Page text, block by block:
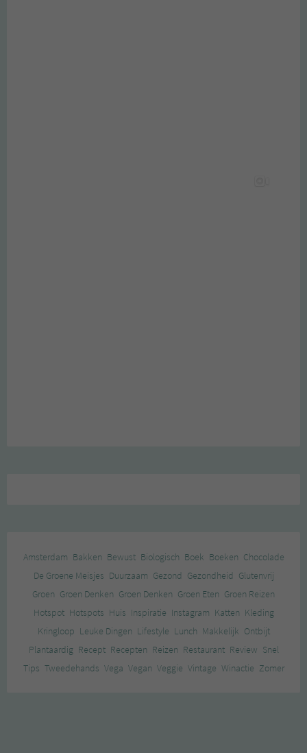
Amsterdam Bakken Bewust Biologisch Boek Boeken Chocolade
De Groene Meisjes Duurzaam Gezond Gezondheid Glutenvrij
Groen Groen Denken Groen Denken Groen Eten Groen Reizen
Hotspot Hotspots Huis Inspiratie Instagram Katten Kleding
Kringloop Leuke Dingen Lifestyle Lunch Makkelijk Ontbijt
Plantaardig Recept Recepten Reizen Restaurant Review Snel
Tips Tweedehands Vega Vegan Veggie Vintage Winactie Zomer